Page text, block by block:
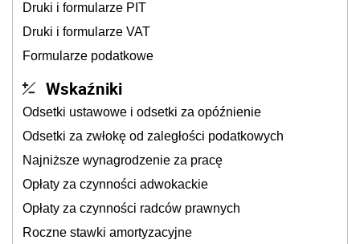
Druki i formularze PIT
Druki i formularze VAT
Formularze podatkowe
Wskaźniki
Odsetki ustawowe i odsetki za opóźnienie
Odsetki za zwłokę od zaległości podatkowych
Najniższe wynagrodzenie za pracę
Opłaty za czynności adwokackie
Opłaty za czynności radców prawnych
Roczne stawki amortyzacyjne